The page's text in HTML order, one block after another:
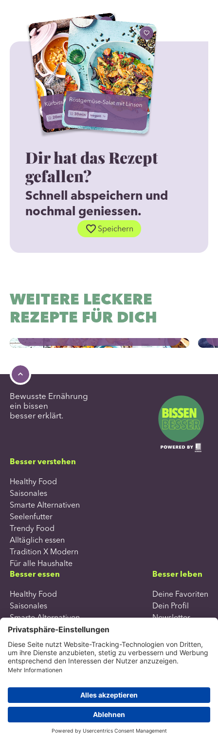
Dir hat das Rezept
gefallen?
Schnell abspeichern und
nochmal geniessen.
Speichern
WEITERE LECKERE
REZEPTE FÜR DICH
Erdnuss-Hähnchenspieße
1 h 10 min glutenfrei proteinreich
Bewusste Ernährung
ein bissen
besser erklärt.
Besser verstehen
Healthy Food
Saisonales
Smarte Alternativen
Seelenfutter
Trendy Food
Alltäglich essen
Tradition X Modern
Für alle Haushalte
Besser essen
Healthy Food
Saisonales
Smarte Alternativen
Seelenfutter
Trendy Food
Alltäglich essen
Tradition X Modern
Besser leben
Deine Favoriten
Dein Profil
Newsletter
Copyright all rights reserved 2026
Datenschutzerklärung Impressum